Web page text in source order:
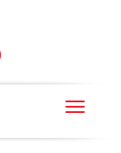
Toggle